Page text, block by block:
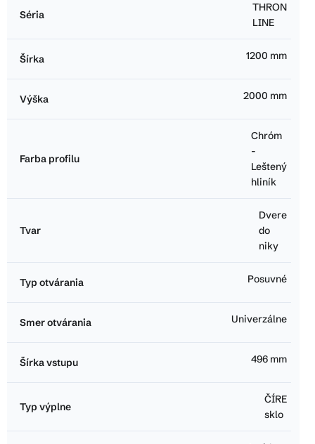
Séria
THRON
LINE
Šírka 1200 mm
Výška 2000 mm
Farba profilu
Chróm
-
Leštený
hliník
Tvar
Dvere
do
niky
Typ otvárania Posuvné
Smer otvárania Univerzálne
Šírka vstupu 496 mm
Typ výplne
ČÍRE
sklo